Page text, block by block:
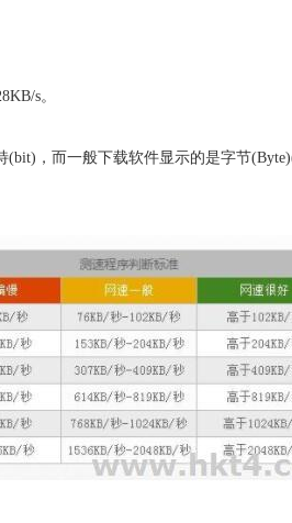
s。
，而一般下载软件显示的是字节